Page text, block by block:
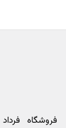
فروشگاه